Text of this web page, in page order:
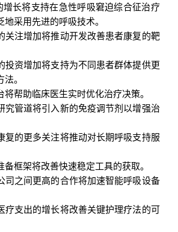
增长将支持在急性呼吸窘迫综合征治疗
地采用先进的呼吸技术。
关注增加将推动开发改善患者康复的靶
投资增加将支持为不同患者群体提供更
。
将帮助临床医生实时优化治疗决策。
究管道将引入新的免疫调节剂以增强治
复的更多关注将推动对长期呼吸支持服
备框架将改善快速稳定工具的获取。
司之间更高的合作将加速智能呼吸设备
疗支出的增长将改善关键护理疗法的可